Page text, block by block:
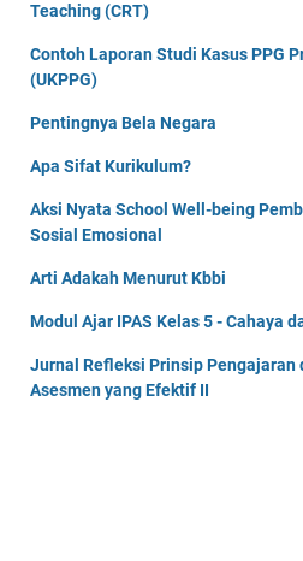
Teaching (CRT)
Contoh Laporan Studi Kasus PPG
(UKPPG)
Pentingnya Bela Negara
Apa Sifat Kurikulum?
Aksi Nyata School Well-being
Sosial Emosional
Arti Adakah Menurut Kbbi
Modul Ajar IPAS Kelas 5 - Cahaya
Jurnal Refleksi Prinsip Pengajaran
Asesmen yang Efektif II